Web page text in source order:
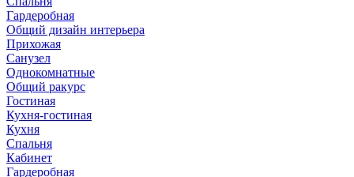
Гардеробная
Общий дизайн интерьера
Прихожая
Санузел
Однокомнатные
Общий ракурс
Гостиная
Кухня-гостиная
Кухня
Спальня
Кабинет
Гардеробная